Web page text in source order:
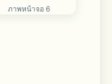
ภาพหน้าจอ 6